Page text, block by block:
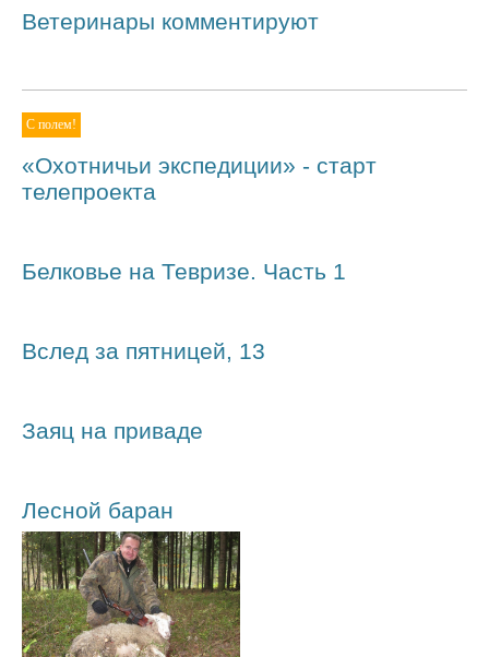
Ветеринары комментируют
С полем!
«Охотничьи экспедиции» - старт
телепроекта
Белковье на Тевризе. Часть 1
Вслед за пятницей, 13
Заяц на приваде
Лесной баран